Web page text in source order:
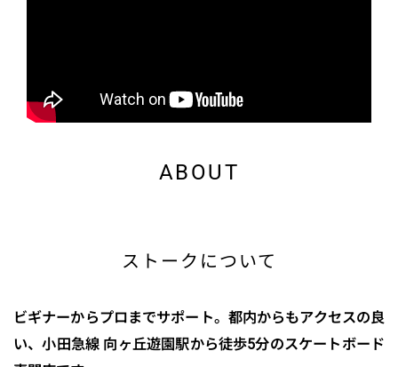
ABOUT
ストークについて
ビギナーからプロまでサポート。都内からもアクセスの良
い、小田急線 向ヶ丘遊園駅から徒歩5分のスケートボード